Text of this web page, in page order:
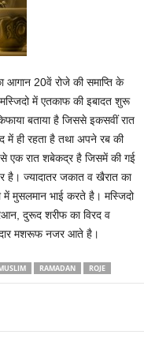
आगान 20वें रोजे की समाप्ति के
में एतकाफ की इबादत शुरू
बताया है जिससे इकसवीं रात
में ही रहता है तथा अपने रब की
एक रात शबेकद्र है जिसमें की गई
है। ज्यादातर जकात व खैरात का
में मुसलमान भाई करते है। मस्जिदो
दुरूद शरीफ का विरद व
मशरूफ नजर आते है।
RAMADAN ROJE